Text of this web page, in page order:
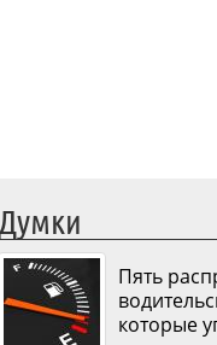
Думки
Пять
которые